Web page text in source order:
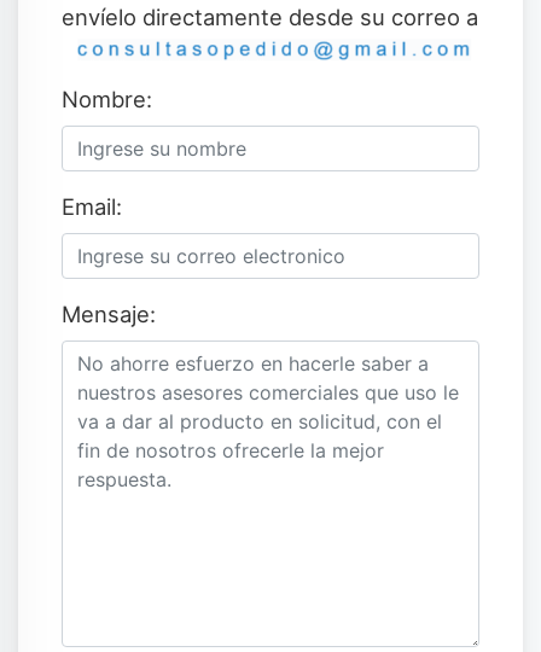
envíelo directamente desde su correo a
Nombre:
Email:
Mensaje: